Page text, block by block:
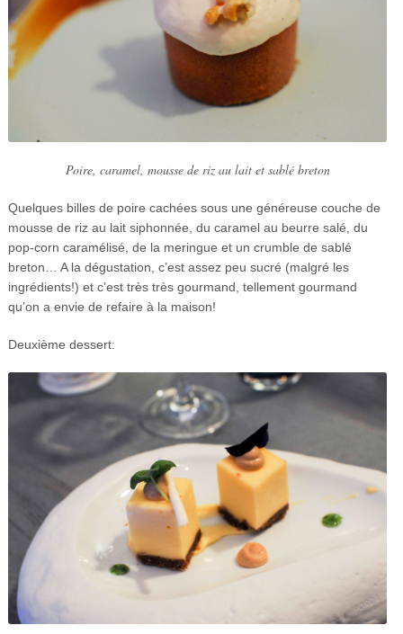
Poire, caramel, mousse de riz au lait et sablé breton
Quelques billes de poire cachées sous une généreuse couche de
mousse de riz au lait siphonnée, du caramel au beurre salé, du
pop-corn caramélisé, de la meringue et un crumble de sablé
breton… A la dégustation, c’est assez peu sucré (malgré les
ingrédients!) et c’est très très gourmand, tellement gourmand
qu’on a envie de refaire à la maison!
Deuxième dessert: